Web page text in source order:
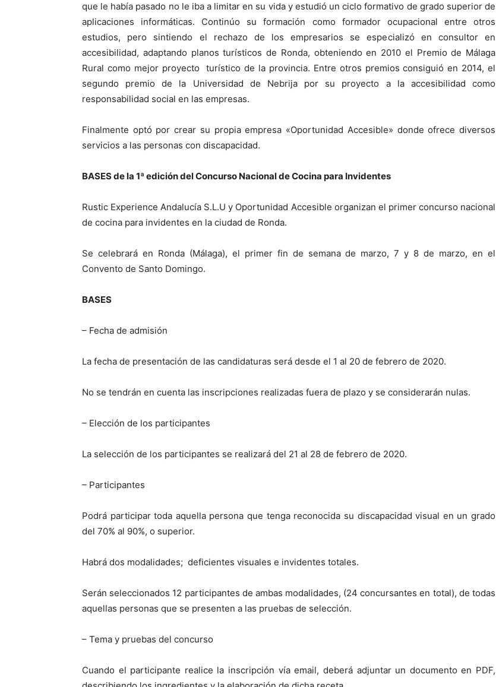
que le había pasado no le iba a limitar en su vida y estudió un ciclo formativo de grado superior de
aplicaciones informáticas. Continúo su formación como formador ocupacional entre otros
estudios, pero sintiendo el rechazo de los empresarios se especializó en consultor en
accesibilidad, adaptando planos turísticos de Ronda, obteniendo en 2010 el Premio de Málaga
Rural como mejor proyecto turístico de la provincia. Entre otros premios consiguió en 2014, el
segundo premio de la Universidad de Nebrija por su proyecto a la accesibilidad como
responsabilidad social en las empresas.
Finalmente optó por crear su propia empresa «Oportunidad Accesible» donde ofrece diversos
servicios a las personas con discapacidad.
BASES de la 1ª edición del Concurso Nacional de Cocina para Invidentes
Rustic Experience Andalucía S.L.U y Oportunidad Accesible organizan el primer concurso nacional
de cocina para invidentes en la ciudad de Ronda.
Se celebrará en Ronda (Málaga), el primer fin de semana de marzo, 7 y 8 de marzo, en el
Convento de Santo Domingo.
BASES
– Fecha de admisión
La fecha de presentación de las candidaturas será desde el 1 al 20 de febrero de 2020.
No se tendrán en cuenta las inscripciones realizadas fuera de plazo y se considerarán nulas.
– Elección de los participantes
La selección de los participantes se realizará del 21 al 28 de febrero de 2020.
– Participantes
Podrá participar toda aquella persona que tenga reconocida su discapacidad visual en un grado
del 70% al 90%, o superior.
Habrá dos modalidades; deficientes visuales e invidentes totales.
Serán seleccionados 12 participantes de ambas modalidades, (24 concursantes en total), de todas
aquellas personas que se presenten a las pruebas de selección.
– Tema y pruebas del concurso
Cuando el participante realice la inscripción vía email, deberá adjuntar un documento en PDF,